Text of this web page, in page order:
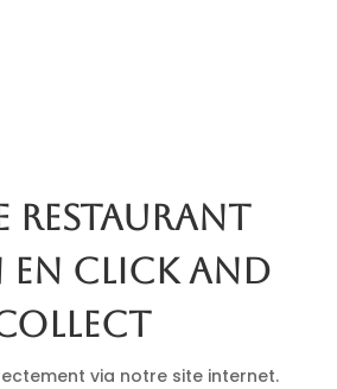
restaurant
en click and
via notre site internet.